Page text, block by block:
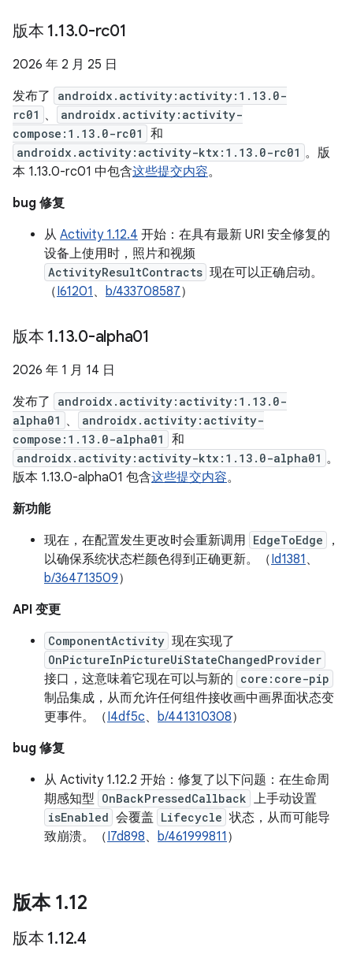
版本 1.13.0-rc01
2026 年 2 月 25 日
发布了
androidx.activity:activity:1.13.0-
rc01 、
androidx.activity:activity-
compose:1.13.0-rc01
和
androidx.activity:activity-ktx:1.13.0-rc01 。版
本 1.13.0-rc01 中包含这些提交内容。
bug 修复
从 Activity 1.12.4 开始：在具有最新 URI 安全修复的
设备上使用时，照片和视频
ActivityResultContracts 现在可以正确启动。
（I61201 、 b/433708587）
版本 1.13.0-alpha01
2026 年 1 月 14 日
发布了
androidx.activity:activity:1.13.0-
alpha01 、
androidx.activity:activity-
compose:1.13.0-alpha01
和
androidx.activity:activity-ktx:1.13.0-alpha01 。
版本 1.13.0-alpha01 包含这些提交内容。
新功能
现在，在配置发生更改时会重新调用 EdgeToEdge
，
以确保系统状态栏颜色得到正确更新。（Id1381 、
b/364713509）
API 变更
ComponentActivity 现在实现了
OnPictureInPictureUiStateChangedProvider
接口，这意味着它现在可以与新的 core:core-pip
制品集成，从而允许任何组件接收画中画界面状态变
更事件。（I4df5c、 b/441310308）
bug 修复
从 Activity 1.12.2 开始：修复了以下问题：在生命周
期感知型 OnBackPressedCallback 上手动设置
isEnabled 会覆盖 Lifecycle 状态，从而可能导
致崩溃。（I7d898、 b/461999811 ）
版本 1.12
版本 1.12.4